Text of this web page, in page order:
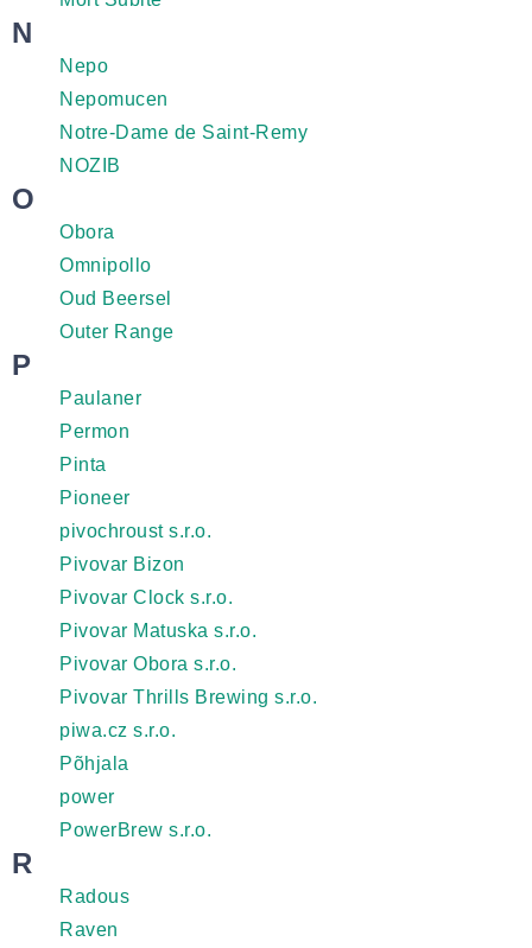
N
Nepo
Nepomucen
Notre-Dame de Saint-Remy
NOZIB
O
Obora
Omnipollo
Oud Beersel
Outer Range
P
Paulaner
Permon
Pinta
Pioneer
pivochroust s.r.o.
Pivovar Bizon
Pivovar Clock s.r.o.
Pivovar Matuska s.r.o.
Pivovar Obora s.r.o.
Pivovar Thrills Brewing s.r.o.
piwa.cz s.r.o.
Põhjala
power
PowerBrew s.r.o.
R
Radous
Raven